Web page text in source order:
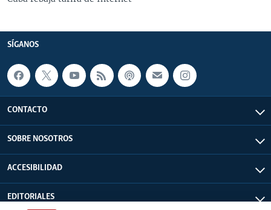
SÍGANOS
CONTACTO
SOBRE NOSOTROS
ACCESIBILIDAD
EDITORIALES